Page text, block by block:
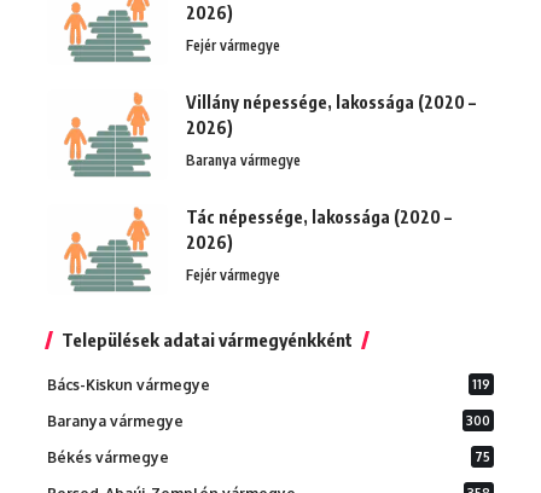
2026)
Fejér vármegye
Villány népessége, lakossága (2020 –
2026)
Baranya vármegye
Tác népessége, lakossága (2020 –
2026)
Fejér vármegye
Települések adatai vármegyénkként
Bács-Kiskun vármegye 119
Baranya vármegye 300
Békés vármegye 75